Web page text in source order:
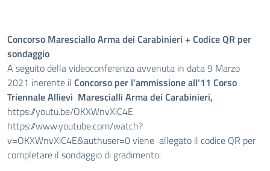
Concorso Maresciallo Arma dei Carabinieri + Codice QR per
sondaggio
A seguito della videoconferenza avvenuta in data 9 Marzo
2021 inerente il Concorso per l’ammissione all’11 Corso
Triennale Allievi Marescialli Arma dei Carabinieri,
https://youtu.be/OKXWnvXiC4E
https://www.youtube.com/watch?
v=OKXWnvXiC4E&authuser=0viene allegato il codice QR per
completare il sondaggio di gradimento.